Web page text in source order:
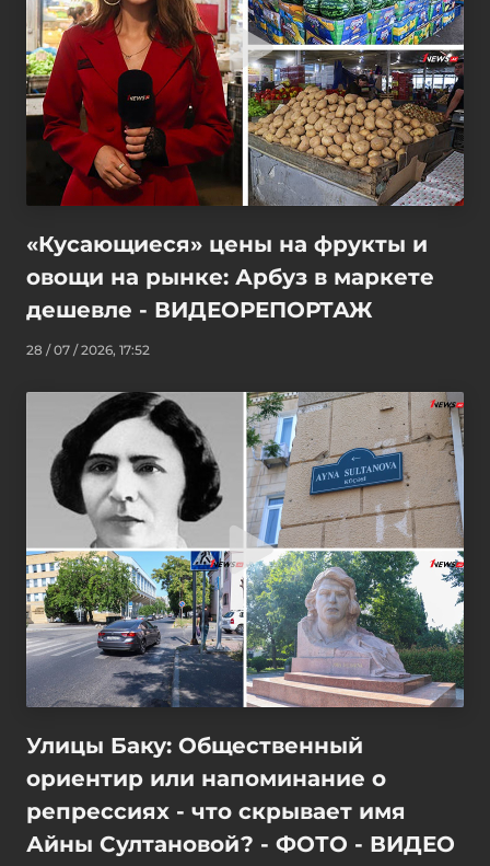
«Кусающиеся» цены на фрукты и
овощи на рынке: Арбуз в маркете
дешевле - ВИДЕОРЕПОРТАЖ
28 / 07 / 2026, 17:52
Улицы Баку: Общественный
ориентир или напоминание о
репрессиях - что скрывает имя
Айны Султановой? - ФОТО - ВИДЕО